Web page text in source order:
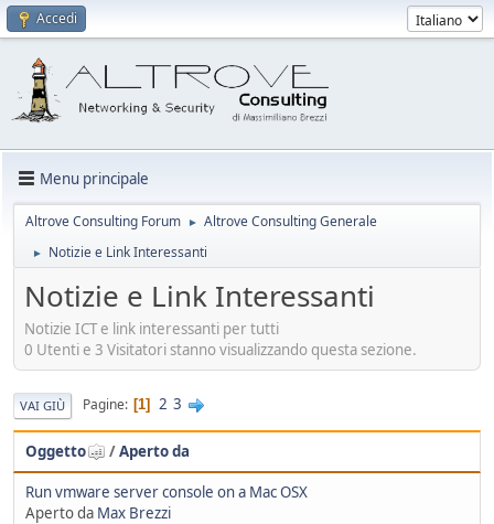
Accedi
Menu principale
Altrove Consulting Forum ► Altrove Consulting Generale
► Notizie e Link Interessanti
Notizie e Link Interessanti
Notizie ICT e link interessanti per tutti
0 Utenti e 3 Visitatori stanno visualizzando questa sezione.
VAI GIÙ Pagine 1 2 3
Oggetto /Aperto da
Run vmware server console on a Mac OSX
Aperto da Max Brezzi